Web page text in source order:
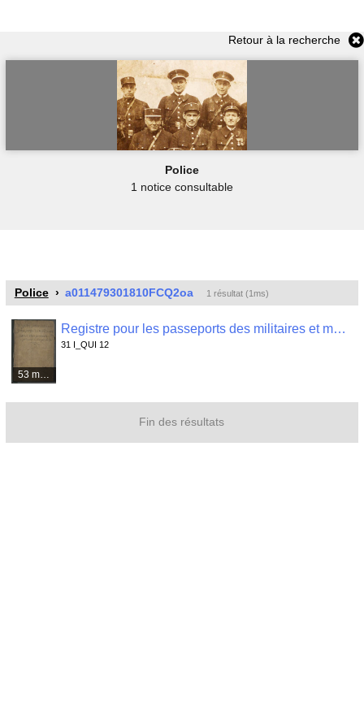
Retour à la recherche
Police
1 notice consultable
Police a011479301810FCQ2oa 1 résultat (1ms)
Registre pour les passeports des militaires et marins passants , 31 I_QUI 12
31 I_QUI 12
Fin des résultats